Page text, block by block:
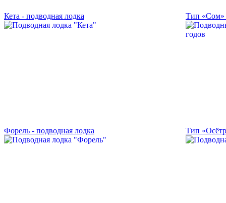
Кета - подводная лодка Тип «Сом»
Форель - подводная лодка Тип